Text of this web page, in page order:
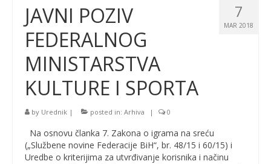
7
MAR 2018
JAVNI POZIV
FEDERALNOG
MINISTARSTVA
KULTURE I SPORTA
by Urednik | posted in: Arhiva | 0
Na osnovu članka 7. Zakona o igrama na sreću
(„Službene novine Federacije BiH“, br. 48/15 i 60/15) i
Uredbe o kriterijima za utvrđivanje korisnika i načinu